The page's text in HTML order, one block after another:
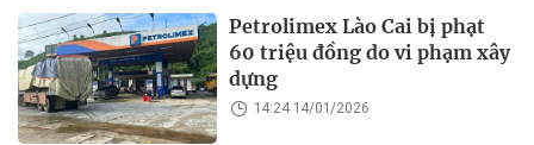
Petrolimex Lào Cai bị phạt
60 triệu đồng do vi phạm xây
dựng
14:24 14/01/2026